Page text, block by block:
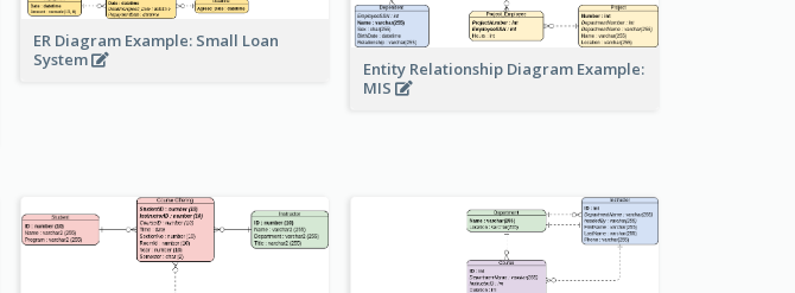
ER Diagram Example: Small Loan
System
Entity Relationship Diagram Example:
MIS